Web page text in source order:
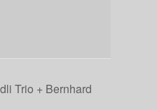
Trio + Bernhard